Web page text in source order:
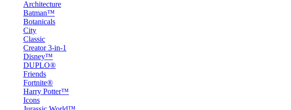
Architecture
Batman™
Botanicals
City
Classic
Creator 3-in-1
Disney™
DUPLO®
Friends
Fortnite®
Harry Potter™
Icons